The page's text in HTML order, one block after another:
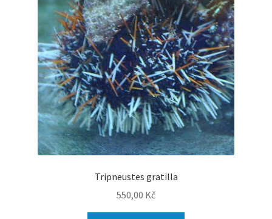
Tripneustes gratilla
550,00 Kč